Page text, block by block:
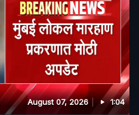
August 07, 2026 1:04